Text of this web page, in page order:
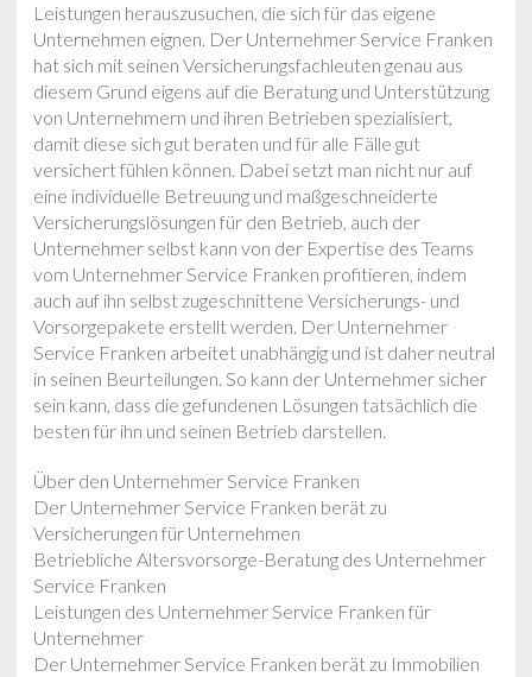
Leistungen herauszusuchen, die sich für das eigene
Unternehmen eignen. Der Unternehmer Service Franken
hat sich mit seinen Versicherungsfachleuten genau aus
diesem Grund eigens auf die Beratung und Unterstützung
von Unternehmern und ihren Betrieben spezialisiert,
damit diese sich gut beraten und für alle Fälle gut
versichert fühlen können. Dabei setzt man nicht nur auf
eine individuelle Betreuung und maßgeschneiderte
Versicherungslösungen für den Betrieb, auch der
Unternehmer selbst kann von der Expertise des Teams
vom Unternehmer Service Franken profitieren, indem
auch auf ihn selbst zugeschnittene Versicherungs- und
Vorsorgepakete erstellt werden. Der Unternehmer
Service Franken arbeitet unabhängig und ist daher neutral
in seinen Beurteilungen. So kann der Unternehmer sicher
sein kann, dass die gefundenen Lösungen tatsächlich die
besten für ihn und seinen Betrieb darstellen.
Über den Unternehmer Service Franken
Der Unternehmer Service Franken berät zu
Versicherungen für Unternehmen
Betriebliche Altersvorsorge-Beratung des Unternehmer
Service Franken
Leistungen des Unternehmer Service Franken für
Unternehmer
Der Unternehmer Service Franken berät zu Immobilien